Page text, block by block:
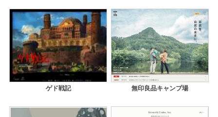
ゲド戦記 無印良品キャンプ場